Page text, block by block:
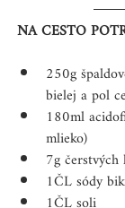
NA CESTO
250g
bielej a pol
180ml
mlieko)
7g čerstvých
1ČL sódy